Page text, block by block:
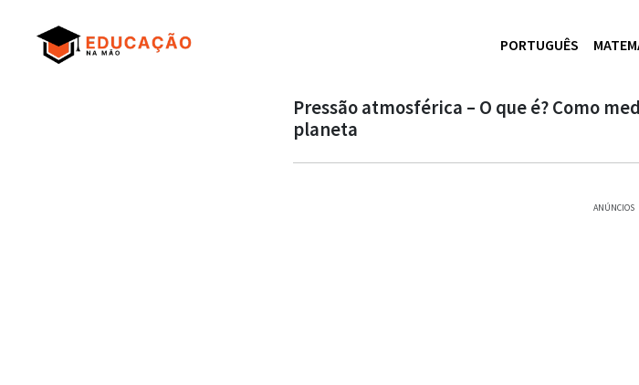
PORTUGUÊS
Pressão atmosférica – O que é? Como
planeta
ANÚNCIOS